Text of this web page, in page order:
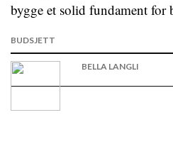
bygge et solid fundament for
BUDSJETT
BELLA LANGLI